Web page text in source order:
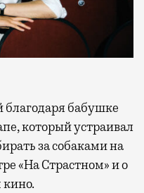
который устраивал
за собаками на
«На Страстном» и о